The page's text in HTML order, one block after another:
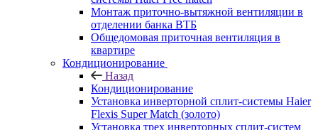
Монтаж приточно-вытяжной вентиляции в
отделении банка ВТБ
Общедомовая приточная вентиляция в
квартире
Кондиционирование
Назад
Кондиционирование
Установка инверторной сплит-системы Haier
Flexis Super Match (золото)
Установка трех инверторных сплит-систем